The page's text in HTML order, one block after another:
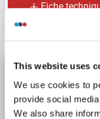
This website uses
We use cookies to
provide social
We also share
Fiche
ALDH5A1 Kit
ALDH5A1
0.156-10 ng/mL